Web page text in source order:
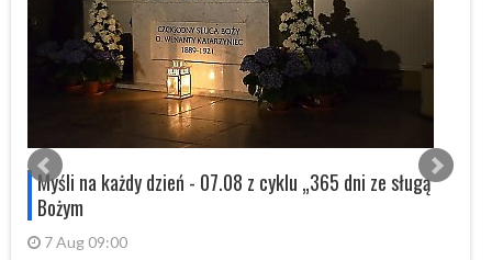
Myśli na każdy dzień - 07.08 z cyklu „365 dni ze sługą
Bożym
7 Aug 09:00